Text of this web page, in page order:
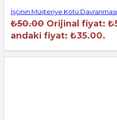
İşçinin Müşteriye Kötü Davranması
₺50.00 Orijinal fiyat:
andaki fiyat: ₺35.00.